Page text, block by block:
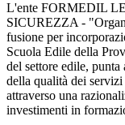
L'ente FORMEDIL
SICUREZZA -
fusione per
Scuola Edile della
del settore edile,
della qualità dei
attraverso una
investimenti in